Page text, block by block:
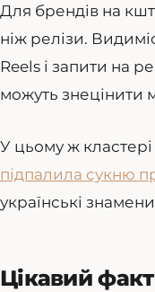
Для брендів на
ніж релізи.
Reels і запити на
можуть знецінити
У цьому ж кластері
підпалила сукню
українські
Цікавий факт